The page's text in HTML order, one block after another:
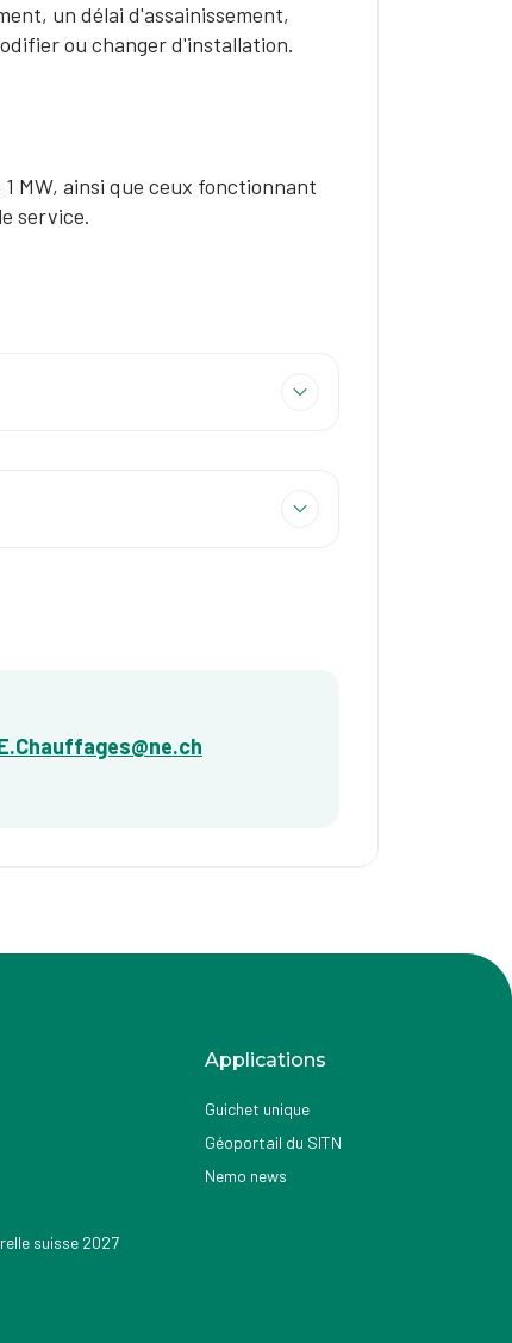
un délai d'assainissement,
ou changer d'installation.
MW, ainsi que ceux fonctionnant
service.
suisse 2027
Applications
Guichet unique
Géoportail du SITN
Nemo news